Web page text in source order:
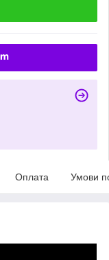
Оплата Умови